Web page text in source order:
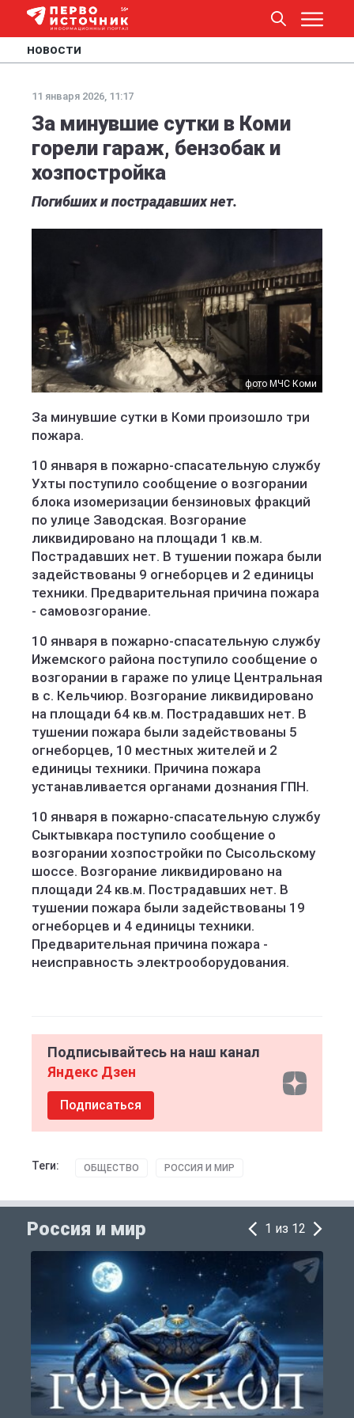
НОВОСТИ
11 января 2026, 11:17
За минувшие сутки в Коми
горели гараж, бензобак и
хозпостройка
Погибших и пострадавших нет.
фото МЧС Коми
За минувшие сутки в Коми произошло три
пожара.
10 января в пожарно-спасательную службу
Ухты поступило сообщение о возгорании
блока изомеризации бензиновых фракций
по улице Заводская. Возгорание
ликвидировано на площади 1 кв.м.
Пострадавших нет. В тушении пожара были
задействованы 9 огнеборцев и 2 единицы
техники. Предварительная причина пожара
- самовозгорание.
10 января в пожарно-спасательную службу
Ижемского района поступило сообщение о
возгорании в гараже по улице Центральная
в с. Кельчиюр. Возгорание ликвидировано
на площади 64 кв.м. Пострадавших нет. В
тушении пожара были задействованы 5
огнеборцев, 10 местных жителей и 2
единицы техники. Причина пожара
устанавливается органами дознания ГПН.
10 января в пожарно-спасательную службу
Сыктывкара поступило сообщение о
возгорании хозпостройки по Сысольскому
шоссе. Возгорание ликвидировано на
площади 24 кв.м. Пострадавших нет. В
тушении пожара были задействованы 19
огнеборцев и 4 единицы техники.
Предварительная причина пожара -
неисправность электрооборудования.
Подписывайтесь на наш канал
Яндекс Дзен
Подписаться
Теги: ОБЩЕСТВО РОССИЯ И МИР
Россия и мир 1 из 12